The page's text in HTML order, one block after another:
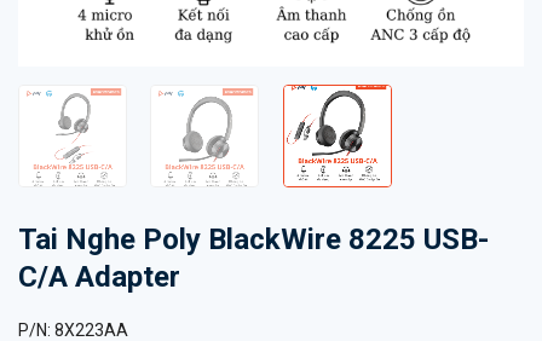
Tai Nghe Poly BlackWire 8225 USB-
C/A Adapter
P/N: 8X223AA